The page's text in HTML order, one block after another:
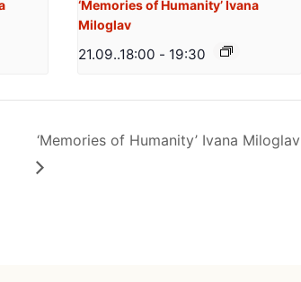
‘Memories of Humanity’ Ivana
Miloglav
21.09..18:00 - 19:30
‘Memories of Humanity’ Ivana Miloglav